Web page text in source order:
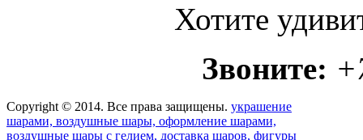
Хотите
Звоните:
Copyright © 2014. Все права защищены. украшение
шарами, воздушные шары, оформление шарами,
воздушные шары с гелием, доставка шаров, фигуры